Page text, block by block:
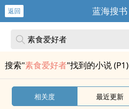
返回 蓝海搜书
搜索"素食爱好者"找到的小说 (P1)
相关度 最近更新